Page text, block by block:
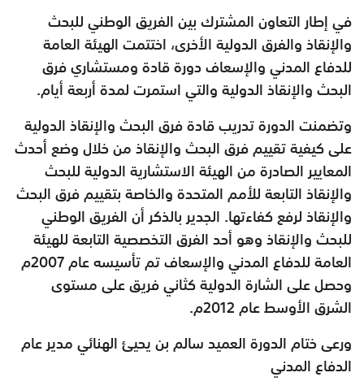
في إطار التعاون المشترك بين الفريق الوطني للبحث
والإنقاذ والفرق الدولية الأخرى، اختتمت الهيئة العامة
للدفاع المدني والإسعاف دورة قادة ومستشاري فرق
البحث والإنقاذ الدولية والتي استمرت لمدة أربعة أيام.
وتضمنت الدورة تدريب قادة فرق البحث والإنقاذ الدولية
على كيفية تقييم فرق البحث والإنقاذ من خلال وضع أحدث
المعايير الصادرة من الهيئة الاستشارية الدولية للبحث
والإنقاذ التابعة للأمم المتحدة والخاصة بتقييم فرق البحث
والإنقاذ لرفع كفاءتها. الجدير بالذكر أن الفريق الوطني
للبحث والإنقاذ وهو أحد الفرق التخصصية التابعة للهيئة
العامة للدفاع المدني والإسعاف تم تأسيسه عام 2007م
وحصل على الشارة الدولية كثاني فريق على مستوى
الشرق الأوسط عام 2012م
.
ورعى ختام الدورة العميد سالم بن يحيئ الهنائي مدير عام
الدفاع المدني